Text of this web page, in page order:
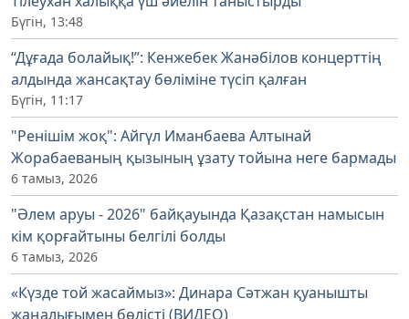
Бүгін, 13:48
“Дұғада болайық!”: Кенжебек Жанәбілов концерттің
алдында жансақтау бөліміне түсіп қалған
Бүгін, 11:17
"Ренішім жоқ": Айгүл Иманбаева Алтынай
Жорабаеваның қызының ұзату тойына неге бармады
6 тамыз, 2026
"Әлем аруы - 2026" байқауында Қазақстан намысын
кім қорғайтыны белгілі болды
6 тамыз, 2026
«Күзде той жасаймыз»: Динара Сәтжан қуанышты
жаңалығымен бөлісті (ВИДЕО)